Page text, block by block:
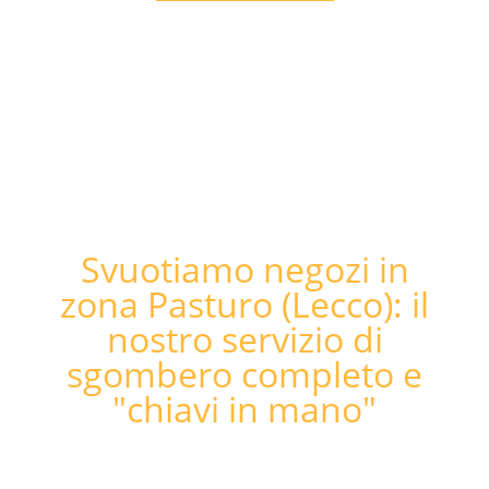
Svuotiamo negozi in
zona Pasturo (Lecco): il
nostro servizio di
sgombero completo e
"chiavi in mano"